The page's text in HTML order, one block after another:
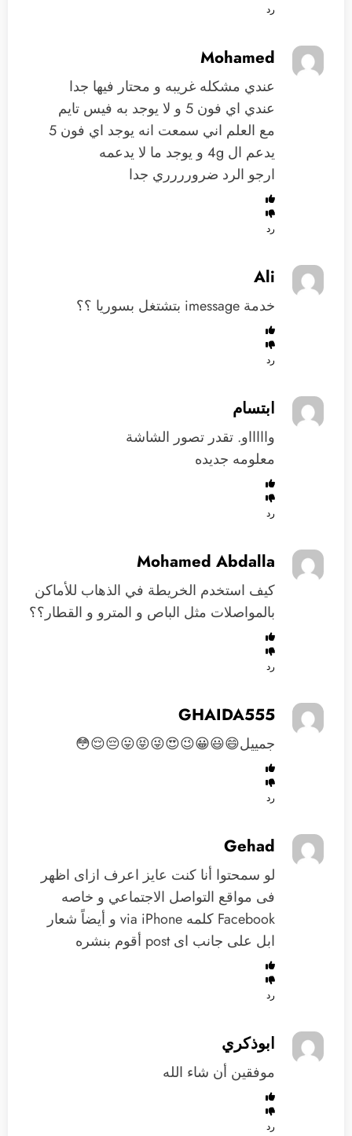
رد
Mohamed
عندي مشكله غريبه و محتار فيها جدا
عندي اي فون 5 و لا يوجد به فيس تايم
مع العلم اني سمعت انه يوجد اي فون 5
يدعم ال 4g و يوجد ما لا يدعمه
ارجو الرد ضرورررري جدا
رد
Ali
خدمة imessage بتشتغل بسوريا ؟؟
رد
ابتسام
واااااو. تقدر تصور الشاشة
معلومه جديده
رد
Mohamed Abdalla
كيف استخدم الخريطة في الذهاب للأماكن
بالمواصلات مثل الباص و المترو و القطار؟؟
رد
GHAIDA555
جمييل😄😃😀😉😍😜😝😛😔😌😳
رد
Gehad
لو سمحتوا أنا كنت عايز اعرف ازاى اظهر
فى مواقع التواصل الاجتماعي و خاصه
Facebook كلمه via iPhone و أيضاً شعار
ابل على جانب اى post أقوم بنشره
رد
ابوذكري
موفقين أن شاء الله
رد